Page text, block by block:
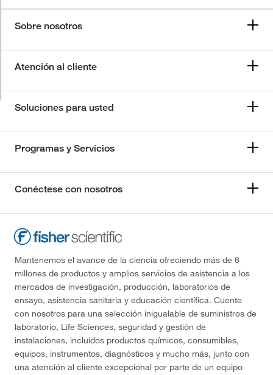
Sobre nosotros
Atención al cliente
Soluciones para usted
Programas y Servicios
Conéctese con nosotros
Mantenemos el avance de la ciencia ofreciendo más de 6
millones de productos y amplios servicios de asistencia a los
mercados de investigación, producción, laboratorios de
ensayo, asistencia sanitaria y educación científica. Cuente
con nosotros para una selección inigualable de suministros de
laboratorio, Life Sciences, seguridad y gestión de
instalaciones, incluidos productos químicos, consumibles,
equipos, instrumentos, diagnósticos y mucho más, junto con
una atención al cliente excepcional por parte de un equipo